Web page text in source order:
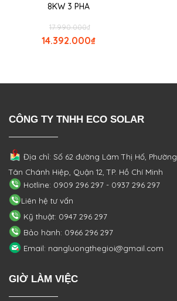
8KW 3 PHA
₫
17.990.000
₫
14.392.000
CÔNG TY TNHH ECO SOLAR
Địa chỉ: Số 62 đường Lâm Thị Hố, Phường
Tân Chánh Hiệp, Quận 12, TP. Hồ Chí Minh
Hotline: 0909 296 297 - 0937 296 297
Liên hệ tư vấn
Kỹ thuật: 0947 296 297
Bảo hành: 0966 296 297
Email: nangluongthegioi@gmail.com
GIỜ LÀM VIỆC